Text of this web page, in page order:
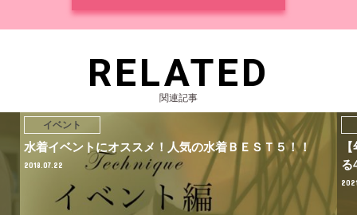
RELATED
関連記事
イベント
【年末年始のキャバクラは稼ぎ時！】年末年始に出勤す
る4つのメリット